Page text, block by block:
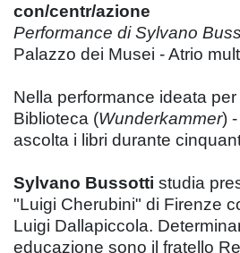
con/centr/azione
Performance di Sylvano
Palazzo dei Musei - Atrio
Nella performance ideata
Biblioteca (Wunderkammer)
ascolta i libri durante
Sylvano Bussotti studia
"Luigi Cherubini" di Firenze
Luigi Dallapiccola.
educazione sono il fratello